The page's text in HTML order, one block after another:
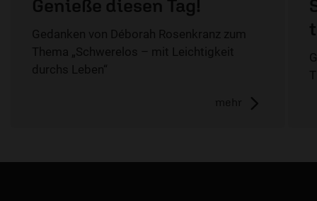
Genieße diesen Tag!
Gedanken von Déborah Rosenkranz zum
Thema „Schwerelos – mit Leichtigkeit
durchs Leben“
mehr